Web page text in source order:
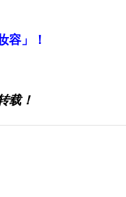
容」！
载！